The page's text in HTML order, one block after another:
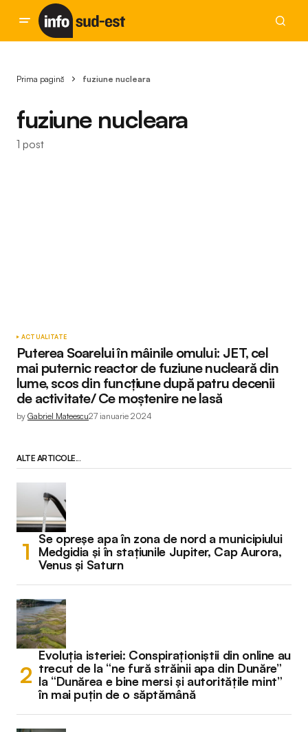
Prima pagină fuziune nucleara
fuziune nucleara
1 post
ACTUALITATE
Puterea Soarelui în mâinile omului: JET, cel
mai puternic reactor de fuziune nucleară din
lume, scos din funcțiune după patru decenii
de activitate/ Ce moștenire ne lasă
by Gabriel Mateescu27 ianuarie 2024
ALTE ARTICOLE...
Se opreșe apa în zona de nord a municipiului
Medgidia și în stațiunile Jupiter, Cap Aurora,
Venus și Saturn
Evoluția isteriei: Conspiraționiștii din online au
trecut de la “ne fură străinii apa din Dunăre”
la “Dunărea e bine mersi și autoritățile mint”
în mai puțin de o săptămână